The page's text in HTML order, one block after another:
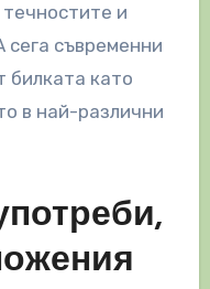
и
сега съвременни
билката като
в най-различни